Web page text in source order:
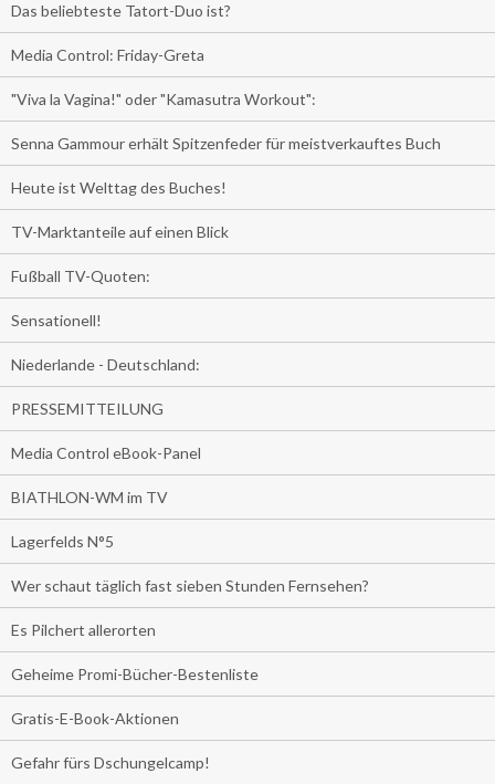
Das beliebteste Tatort-Duo ist?
Media Control: Friday-Greta
"Viva la Vagina!" oder "Kamasutra Workout":
Senna Gammour erhält Spitzenfeder für meistverkauftes Buch
Heute ist Welttag des Buches!
TV-Marktanteile auf einen Blick
Fußball TV-Quoten:
Sensationell!
Niederlande - Deutschland:
PRESSEMITTEILUNG
Media Control eBook-Panel
BIATHLON-WM im TV
Lagerfelds N°5
Wer schaut täglich fast sieben Stunden Fernsehen?
Es Pilchert allerorten
Geheime Promi-Bücher-Bestenliste
Gratis-E-Book-Aktionen
Gefahr fürs Dschungelcamp!